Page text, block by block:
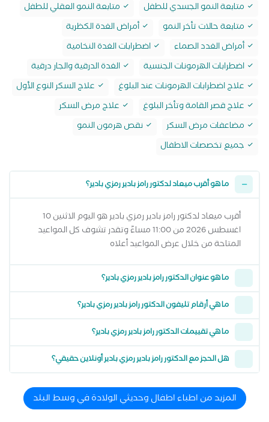
متابعة النمو الجسدي للطفل
متابعة النمو العقلي للطفل
متابعة حالات تأخر النمو
أمراض الغدة الكظرية
أمراض الغدد الصماء
اضطرابات الغدة النخامية
اضطرابات الهرمونات الجنسية
الغدة الدرقية والجار درقية
علاج اضطرابات الهرمونات عند البلوغ
علاج السكر النوع الأول
علاج قصر القامة وتأخر البلوغ
علاج مرض السكر
مضاعفات مرض السكر
نقص هرمون النمو
جميع تخصصات الاطفال
ما هو أقرب ميعاد لدكتور رامز بادير رمزي بادير؟
أقرب ميعاد لدكتور رامز بادير رمزي بادير هو اليوم الاثنين 10
اغسطس 2026 من 11:00 مساءً وتقدر تشوف كل المواعيد
المتاحة من خلال عرض المواعيد أعلاه
ما هو عنوان الدكتور رامز بادير رمزي بادير؟
ما هي أرقام تليفون الدكتور رامز بادير رمزي بادير؟
ما هي تقييمات الدكتور رامز بادير رمزي بادير؟
هل الحجز مع الدكتور رامز بادير رمزي بادير أونلاين حقيقي؟
المزيد من اطباء اطفال وحديثي الولادة في وسط البلد